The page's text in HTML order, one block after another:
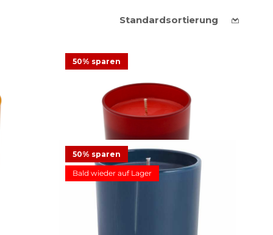
Sol
50% sparen
Mini-Duftwachsglas Amber Sands
9,98 € 19,95 € Angebot
50% sparen
Bald wieder auf Lager